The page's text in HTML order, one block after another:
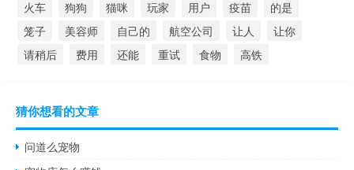
火车
狗狗 猫咪 玩家 用户 疫苗
的是
笼子
美容师 自己的 航空公司 让人
让你
请稍后
费用 还能 重试 食物 高铁
猜你想看的文章
问道么宠物